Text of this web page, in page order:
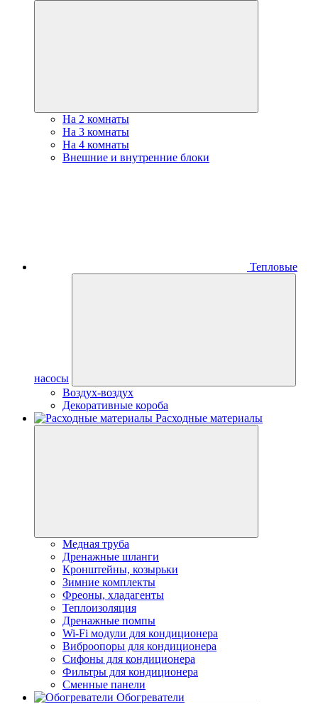
На 2 комнаты
На 3 комнаты
На 4 комнаты
Внешние и внутренние блоки
Тепловые
насосы
Воздух-воздух
Декоративные короба
Расходные материалы
Медная труба
Дренажные шланги
Кронштейны, козырьки
Зимние комплекты
Фреоны, хладагенты
Теплоизоляция
Дренажные помпы
Wi-Fi модули для кондиционера
Виброопоры для кондиционера
Сифоны для кондиционера
Фильтры для кондиционера
Сменные панели
Обогреватели